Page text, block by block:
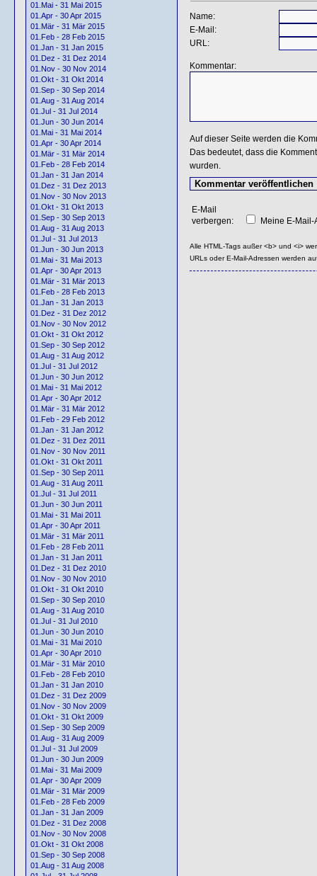
01.Mai - 31 Mai 2015
01.Apr - 30 Apr 2015
01.Mär - 31 Mär 2015
01.Feb - 28 Feb 2015
01.Jan - 31 Jan 2015
01.Dez - 31 Dez 2014
01.Nov - 30 Nov 2014
01.Okt - 31 Okt 2014
01.Sep - 30 Sep 2014
01.Aug - 31 Aug 2014
01.Jul - 31 Jul 2014
01.Jun - 30 Jun 2014
01.Mai - 31 Mai 2014
01.Apr - 30 Apr 2014
01.Mär - 31 Mär 2014
01.Feb - 28 Feb 2014
01.Jan - 31 Jan 2014
01.Dez - 31 Dez 2013
01.Nov - 30 Nov 2013
01.Okt - 31 Okt 2013
01.Sep - 30 Sep 2013
01.Aug - 31 Aug 2013
01.Jul - 31 Jul 2013
01.Jun - 30 Jun 2013
01.Mai - 31 Mai 2013
01.Apr - 30 Apr 2013
01.Mär - 31 Mär 2013
01.Feb - 28 Feb 2013
01.Jan - 31 Jan 2013
01.Dez - 31 Dez 2012
01.Nov - 30 Nov 2012
01.Okt - 31 Okt 2012
01.Sep - 30 Sep 2012
01.Aug - 31 Aug 2012
01.Jul - 31 Jul 2012
01.Jun - 30 Jun 2012
01.Mai - 31 Mai 2012
01.Apr - 30 Apr 2012
01.Mär - 31 Mär 2012
01.Feb - 29 Feb 2012
01.Jan - 31 Jan 2012
01.Dez - 31 Dez 2011
01.Nov - 30 Nov 2011
01.Okt - 31 Okt 2011
01.Sep - 30 Sep 2011
01.Aug - 31 Aug 2011
01.Jul - 31 Jul 2011
01.Jun - 30 Jun 2011
01.Mai - 31 Mai 2011
01.Apr - 30 Apr 2011
01.Mär - 31 Mär 2011
01.Feb - 28 Feb 2011
01.Jan - 31 Jan 2011
01.Dez - 31 Dez 2010
01.Nov - 30 Nov 2010
01.Okt - 31 Okt 2010
01.Sep - 30 Sep 2010
01.Aug - 31 Aug 2010
01.Jul - 31 Jul 2010
01.Jun - 30 Jun 2010
01.Mai - 31 Mai 2010
01.Apr - 30 Apr 2010
01.Mär - 31 Mär 2010
01.Feb - 28 Feb 2010
01.Jan - 31 Jan 2010
01.Dez - 31 Dez 2009
01.Nov - 30 Nov 2009
01.Okt - 31 Okt 2009
01.Sep - 30 Sep 2009
01.Aug - 31 Aug 2009
01.Jul - 31 Jul 2009
01.Jun - 30 Jun 2009
01.Mai - 31 Mai 2009
01.Apr - 30 Apr 2009
01.Mär - 31 Mär 2009
01.Feb - 28 Feb 2009
01.Jan - 31 Jan 2009
01.Dez - 31 Dez 2008
01.Nov - 30 Nov 2008
01.Okt - 31 Okt 2008
01.Sep - 30 Sep 2008
01.Aug - 31 Aug 2008
Name:
E-Mail:
URL:
Kommentar:
Auf dieser Seite werden die
Das bedeutet, dass die
wurden.
E-Mail
verbergen:
Meine E-
Alle HTML-Tags außer <b> und <i>
URLs oder E-Mail-Adressen werden